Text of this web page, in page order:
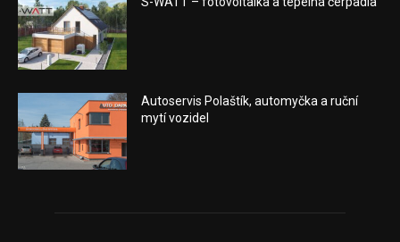
Autoservis Polaštík, automyčka a ruční
mytí vozidel